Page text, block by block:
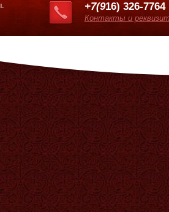
+7(916) 326-7764
Контакты и